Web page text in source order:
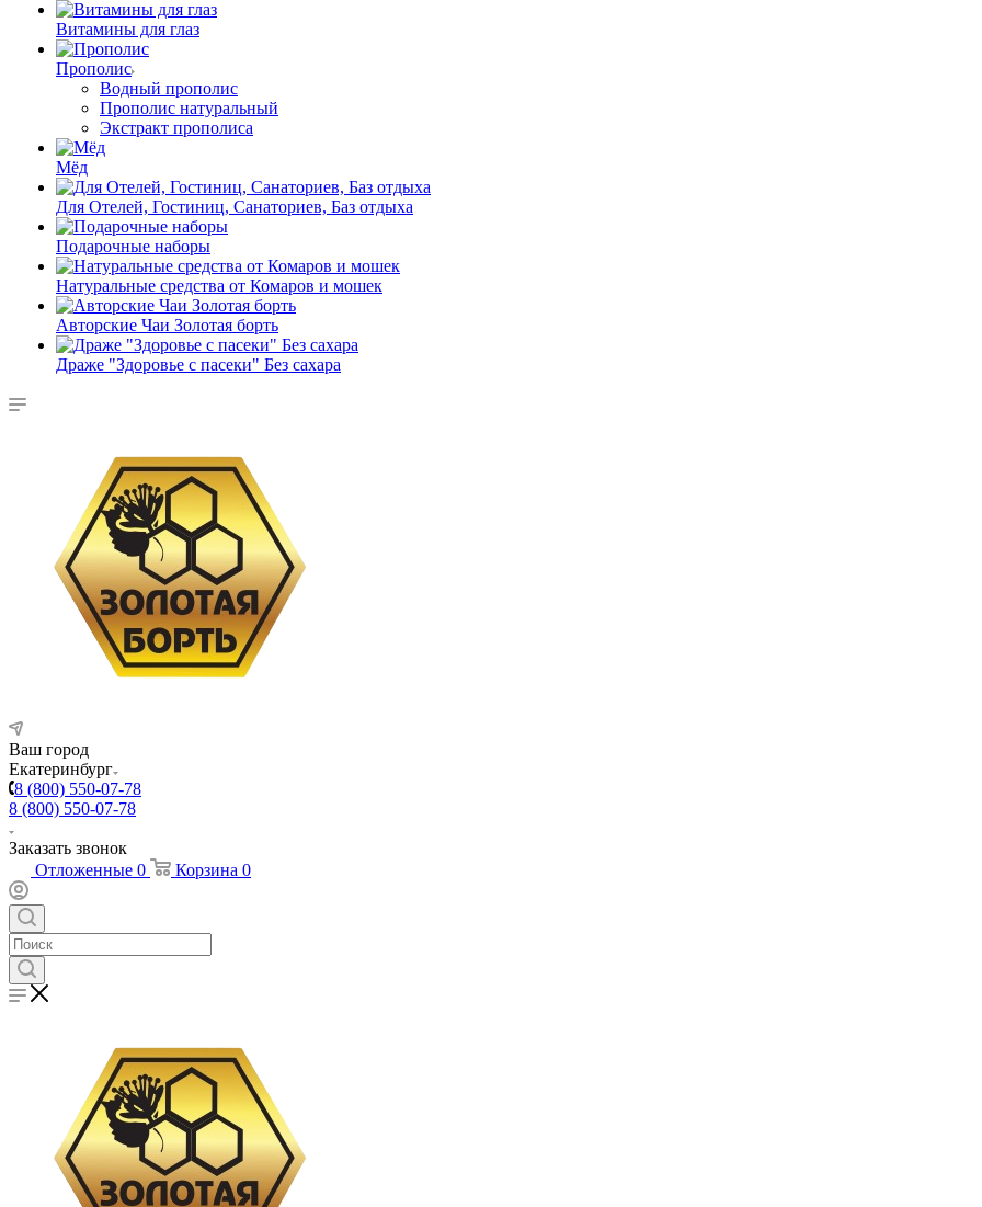
Витамины для глаз
Прополис
Водный прополис
Прополис натуральный
Экстракт прополиса
Мёд
Для Отелей, Гостиниц, Санаториев, Баз отдыха
Подарочные наборы
Натуральные средства от Комаров и мошек
Авторские Чаи Золотая борть
Драже "Здоровье с пасеки" Без сахара
Ваш город
Екатеринбург
8 (800) 550-07-78
8 (800) 550-07-78
Заказать звонок
Отложенные 0 Корзина 0